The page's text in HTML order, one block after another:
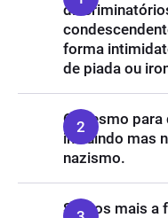
forma
de piada ou
O mesmo
incluindo mas
nazismo.
Somos mais a